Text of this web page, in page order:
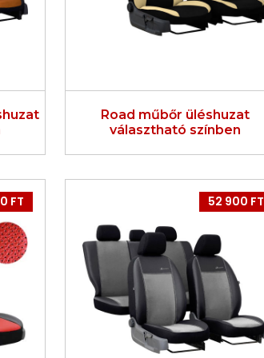
Road műbőr üléshuzat
választható színben
FT 52 900 FT